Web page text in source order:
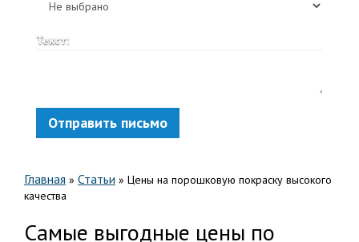
Текст:
Отправить письмо
Главная » Статьи » Цены на порошковую покраску высокого
качества
Самые выгодные цены по